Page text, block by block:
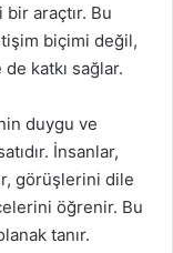
araçtır. Bu
biçimi değil,
katkı sağlar.
duygu ve
İnsanlar,
görüşlerini dile
öğrenir. Bu
tanır.